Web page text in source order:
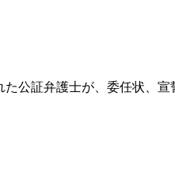
公証弁護士が、委任状、